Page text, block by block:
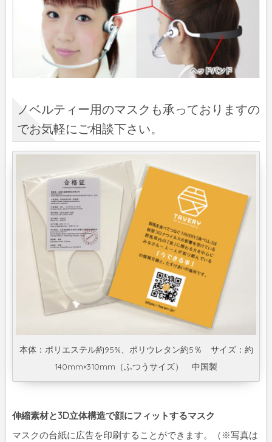
ノベルティー用のマスクも承っておりますの
でお気軽にご相談下さい。
本体：ポリエステル約95%、ポリウレタン約5％ サイズ：約
140mm×310mm（ふつうサイズ） 中国製
伸縮素材と3D立体構造で顔にフィットするマスク
マスクの台紙に広告を印刷することができます。（※写真は